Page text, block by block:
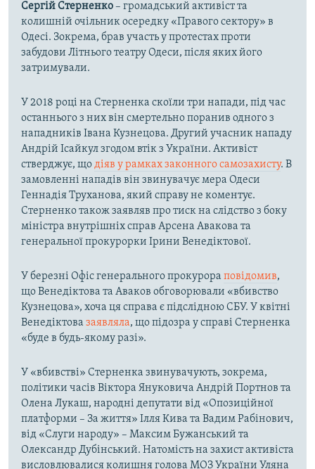
Сергій Стерненко– громадський активіст та
колишній очільник осередку «Правого сектору» в
Одесі. Зокрема, брав участь у протестах проти
забудови Літнього театру Одеси, після яких його
затримували.
У 2018 році на Стерненка скоїли три напади, під час
останнього з них він смертельно поранив одного з
нападників Івана Кузнецова. Другий учасник нападу
Андрій Ісайкул згодом втік з України. Активіст
стверджує, щодіяв у рамках законного самозахисту. В
замовленні нападів він звинувачує мера Одеси
Геннадія Труханова, який справу не коментує.
Стерненко також заявляв про тиск на слідство з боку
міністра внутрішніх справ Арсена Авакова та
генеральної прокурорки Ірини Венедіктової.
У березні Офіс генерального прокурора повідомив,
що Венедіктова та Аваков обговорювали «вбивство
Кузнецова», хоча ця справа є підслідною СБУ. У квітні
Венедіктова заявляла, що підозра у справі Стерненка
«буде в будь-якому разі».
У «вбивстві» Стерненка звинувачують, зокрема,
політики часів Віктора Януковича Андрій Портнов та
Олена Лукаш, народні депутати від «Опозиційної
платформи – За життя» Ілля Кива та Вадим Рабінович,
від «Слуги народу» – Максим Бужанський та
Олександр Дубінський. Натомість на захист активіста
висловлювалися колишня голова МОЗ України Уляна